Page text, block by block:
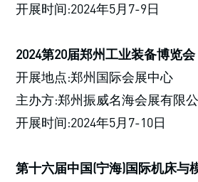
开展时间:2024年5月7-9日
2024第20届郑州工业装备博览会
开展地点:郑州国际会展中心
主办方:郑州振威名海会展有限
开展时间:2024年5月7-10日
第十六届中国(宁海)国际机床与